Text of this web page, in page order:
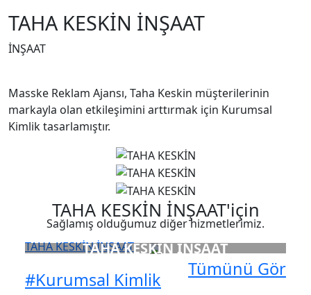
TAHA KESKİN İNŞAAT
İNŞAAT
Masske Reklam Ajansı, Taha Keskin müşterilerinin
markayla olan etkileşimini arttırmak için Kurumsal
Kimlik tasarlamıştır.
TAHA KESKİN İNŞAAT'için
Sağlamış olduğumuz diğer hizmetlerimiz.
TAHA KESKİN İNŞAAT
TAHA KESKİN İNŞAAT
Tümünü Gör
#Kurumsal Kimlik